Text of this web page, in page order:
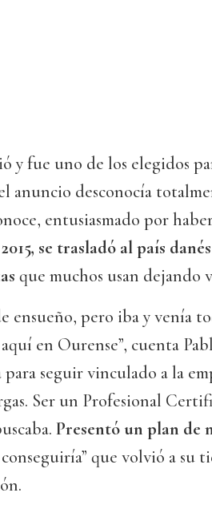
y fue uno de los elegidos
anuncio desconocía
entusiasmado por
se trasladó al país
que muchos usan dejando
ensueño, pero iba y venía
en Ourense”, cuenta
seguir vinculado a la
Ser un Profesional
Presentó un plan de
que volvió a su